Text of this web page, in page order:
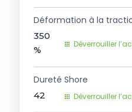
Déformation à la
350
%
Déverrouiller
Dureté Shore
42 Déverrouiller